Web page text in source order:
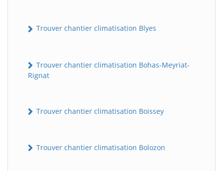
Trouver chantier climatisation Blyes
Trouver chantier climatisation Bohas-Meyriat-
Rignat
Trouver chantier climatisation Boissey
Trouver chantier climatisation Bolozon